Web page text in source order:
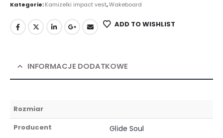
Kategorie:Kamizelki impact vest,Wakeboard
ADD TO WISHLIST
INFORMACJE DODATKOWE
Rozmiar
Producent
Glide Soul